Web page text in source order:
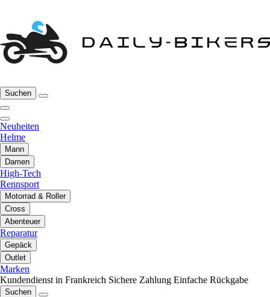
Suchen
Neuheiten
Helme
Mann
Damen
High-Tech
Rennsport
Motorrad & Roller
Cross
Abenteuer
Reparatur
Gepäck
Outlet
Marken
Kundendienst in Frankreich Sichere Zahlung Einfache Rückgabe
Suchen